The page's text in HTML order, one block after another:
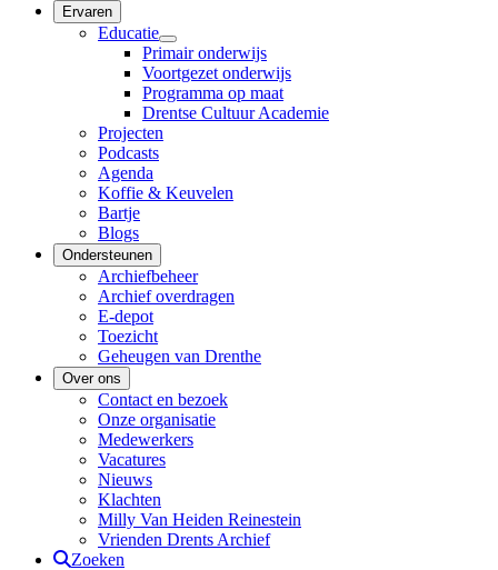
Ervaren
Educatie
Primair onderwijs
Voortgezet onderwijs
Programma op maat
Drentse Cultuur Academie
Projecten
Podcasts
Agenda
Koffie & Keuvelen
Bartje
Blogs
Ondersteunen
Archiefbeheer
Archief overdragen
E-depot
Toezicht
Geheugen van Drenthe
Over ons
Contact en bezoek
Onze organisatie
Medewerkers
Vacatures
Nieuws
Klachten
Milly Van Heiden Reinestein
Vrienden Drents Archief
Zoeken